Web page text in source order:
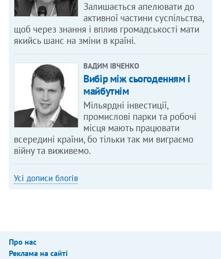
Залишається апелювати до
активної частини суспільства,
щоб через знання і вплив громадськості мати
якийсь шанс на зміни в країні.
ВАДИМ ІВЧЕНКО
Вибір між сьогоденням і
майбутнім
Мільярдні інвестиції,
промислові парки та робочі
місця мають працювати
всередині країни, бо тільки так ми виграємо
війну та виживемо.
Усі дописи блогів
Про нас
Реклама на сайті